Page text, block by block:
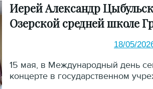
Иерей Александр
Озерской средней школе
18/05/
15 мая, в Международный день
концерте в государственном